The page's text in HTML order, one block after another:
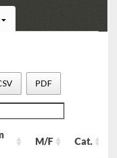
PDF
M/F Cat.